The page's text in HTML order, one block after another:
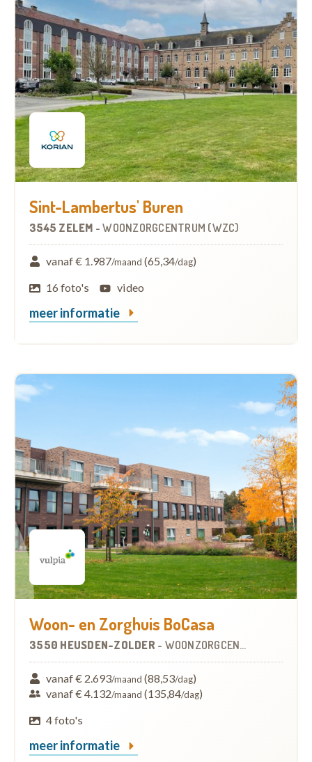
Sint-Lambertus' Buren
3545 ZELEM -WOONZORGCENTRUM (WZC)
vanaf € 1.987/maand (65,34/dag)
16 foto's
video
meer informatie
Woon- en Zorghuis BoCasa
3550 HEUSDEN-ZOLDER - WOONZORGCENTRUM (WZC)
vanaf € 2.693/maand (88,53/dag)
vanaf € 4.132/maand (135,84/dag)
4 foto's
meer informatie